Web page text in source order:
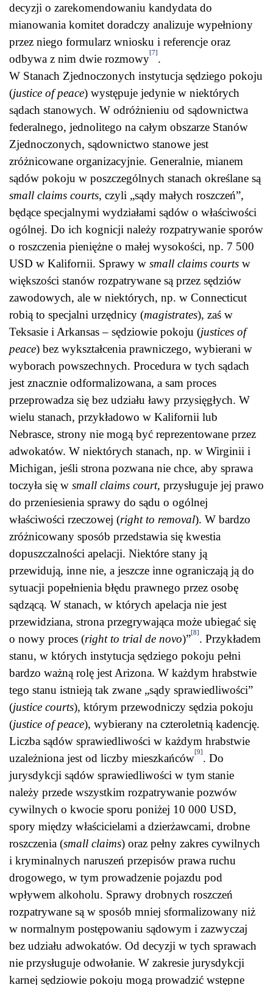
decyzji o zarekomendowaniu kandydata do
mianowania komitet doradczy analizuje wypełniony
przez niego formularz wniosku i referencje oraz
odbywa z nim dwie rozmowy[7].
W Stanach Zjednoczonych instytucja sędziego pokoju
(justice of peace) występuje jedynie w niektórych
sądach stanowych. W odróżnieniu od sądownictwa
federalnego, jednolitego na całym obszarze Stanów
Zjednoczonych, sądownictwo stanowe jest
zróżnicowane organizacyjnie. Generalnie, mianem
sądów pokoju w poszczególnych stanach określane są
small claims courts, czyli „sądy małych roszczeń”,
będące specjalnymi wydziałami sądów o właściwości
ogólnej. Do ich kognicji należy rozpatrywanie sporów
o roszczenia pieniężne o małej wysokości, np. 7 500
USD w Kalifornii. Sprawy w small claims courts w
większości stanów rozpatrywane są przez sędziów
zawodowych, ale w niektórych, np. w Connecticut
robią to specjalni urzędnicy (magistrates), zaś w
Teksasie i Arkansas – sędziowie pokoju (justices of
peace) bez wykształcenia prawniczego, wybierani w
wyborach powszechnych. Procedura w tych sądach
jest znacznie odformalizowana, a sam proces
przeprowadza się bez udziału ławy przysięgłych. W
wielu stanach, przykładowo w Kalifornii lub
Nebrasce, strony nie mogą być reprezentowane przez
adwokatów. W niektórych stanach, np. w Wirginii i
Michigan, jeśli strona pozwana nie chce, aby sprawa
toczyła się w small claims court, przysługuje jej prawo
do przeniesienia sprawy do sądu o ogólnej
właściwości rzeczowej (right to removal). W bardzo
zróżnicowany sposób przedstawia się kwestia
dopuszczalności apelacji. Niektóre stany ją
przewidują, inne nie, a jeszcze inne ograniczają ją do
sytuacji popełnienia błędu prawnego przez osobę
sądzącą. W stanach, w których apelacja nie jest
przewidziana, strona przegrywająca może ubiegać się
o nowy proces (right to trial de novo)”[8]. Przykładem
stanu, w których instytucja sędziego pokoju pełni
bardzo ważną rolę jest Arizona. W każdym hrabstwie
tego stanu istnieją tak zwane „sądy sprawiedliwości”
(justice courts), którym przewodniczy sędzia pokoju
(justice of peace), wybierany na czteroletnią kadencję.
Liczba sądów sprawiedliwości w każdym hrabstwie
uzależniona jest od liczby mieszkańców[9]. Do
jurysdykcji sądów sprawiedliwości w tym stanie
należy przede wszystkim rozpatrywanie pozwów
cywilnych o kwocie sporu poniżej 10 000 USD,
spory między właścicielami a dzierżawcami, drobne
roszczenia (small claims) oraz pełny zakres cywilnych
i kryminalnych naruszeń przepisów prawa ruchu
drogowego, w tym prowadzenie pojazdu pod
wpływem alkoholu. Sprawy drobnych roszczeń
rozpatrywane są w sposób mniej sformalizowany niż
w normalnym postępowaniu sądowym i zazwyczaj
bez udziału adwokatów. Od decyzji w tych sprawach
nie przysługuje odwołanie. W zakresie jurysdykcji
karnej sędziowie pokoju mogą prowadzić wstępne